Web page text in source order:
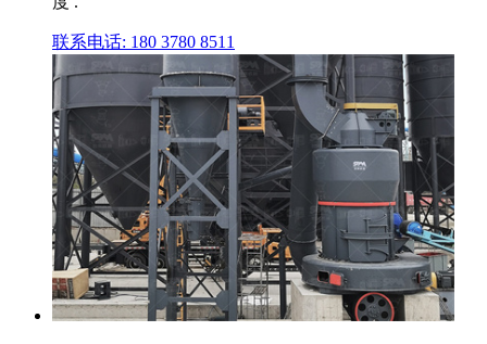
联系电话: 180 3780 8511